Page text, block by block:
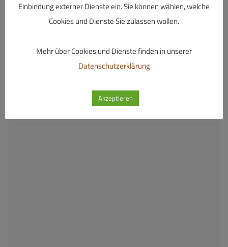
Einbindung externer Dienste ein. Sie können wählen, welche
Cookies und Dienste Sie zulassen wollen.
Mehr über Cookies und Dienste finden in unserer
Datenschutzerklärung
Akzeptieren